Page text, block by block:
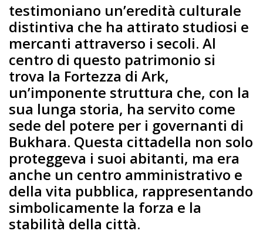
testimoniano un’eredità culturale
distintiva che ha attirato studiosi e
mercanti attraverso i secoli. Al
centro di questo patrimonio si
trova la Fortezza di Ark,
un’imponente struttura che, con la
sua lunga storia, ha servito come
sede del potere per i governanti di
Bukhara. Questa cittadella non solo
proteggeva i suoi abitanti, ma era
anche un centro amministrativo e
della vita pubblica, rappresentando
simbolicamente la forza e la
stabilità della città.